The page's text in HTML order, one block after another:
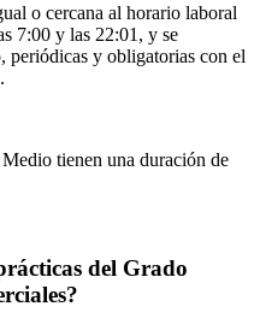
o cercana al horario laboral
7:00 y las 22:01, y se
periódicas y obligatorias con el
tienen una duración de
del Grado